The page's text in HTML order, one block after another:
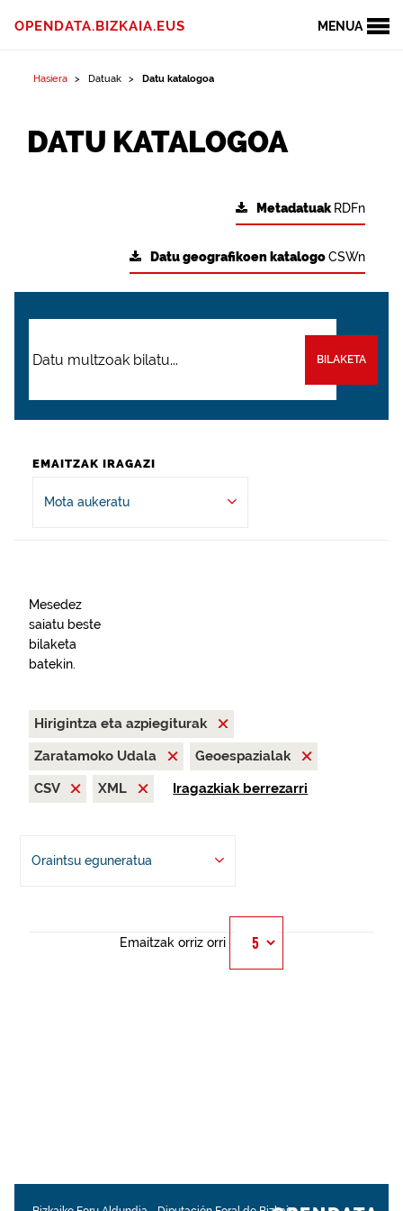
MENUA
OPENDATA.BIZKAIA.EUS
Hasiera Datuak Datu katalogoa
DATU KATALOGOA
Metadatuak RDFn
Datu geografikoen katalogoCSWn
BILAKETA
EMAITZAK IRAGAZI
Mota aukeratu
Mesedez
saiatu beste
bilaketa
batekin.
Hirigintza eta azpiegiturak
Zaratamoko Udala
Geoespazialak
CSV
XML Iragazkiak berrezarri
Oraintsu eguneratua
Emaitzak orriz orri